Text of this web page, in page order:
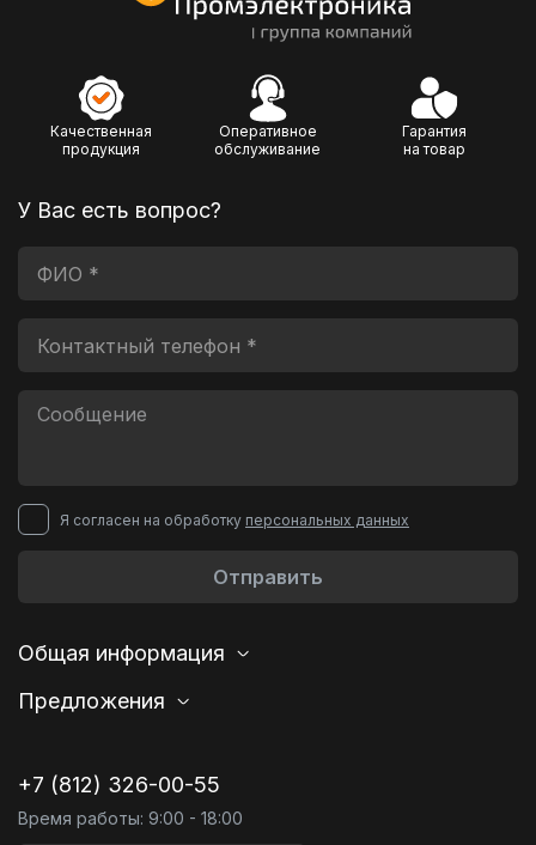
Качественная
продукция
Оперативное
обслуживание
Гарантия
на товар
У Вас есть вопрос?
Я согласен на обработку персональных данных
Отправить
Общая информация
Предложения
+7 (812) 326-00-55
Время работы: 9:00 - 18:00